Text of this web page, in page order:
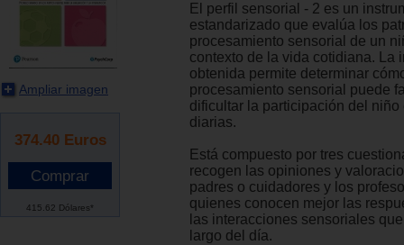
Ampliar imagen
374.40 Euros
415.62 Dólares*
El perfil sensorial - 2 es un
estandarizado que evalúa los
procesamiento sensorial de un
contexto de la vida cotidiana. La
obtenida permite determinar
procesamiento sensorial puede
dificultar la participación del
diarias.
Está compuesto por tres
recogen las opiniones y
padres o cuidadores y los
quienes conocen mejor las
las interacciones sensoriales
largo del día.